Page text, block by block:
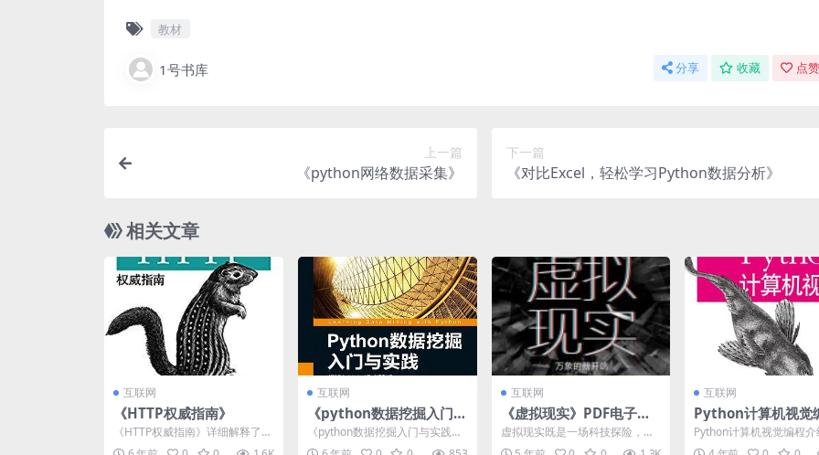
教材
1号书库 分享 收藏 点
上一篇
《python网络数据采集》
下一篇
《对比Excel，轻松学习Python数据分析》
相关文章
互联网
《HTTP权威指南》
《HTTP权威指南》详细解释了H
TTP协议，包括HTTP是如何工作
互联网
《python数据挖掘入门与
实践》
《python数据挖掘入门与实践》
本书作为数据挖掘入门读物，介
互联网
《虚拟现实》PDF电子书
下载
虚拟现实既是一场科技探险，也
是一场文化盛宴。在这本书
互联网
Python计算机视觉
Python计算机视觉编程
thon计算机视觉编程》是